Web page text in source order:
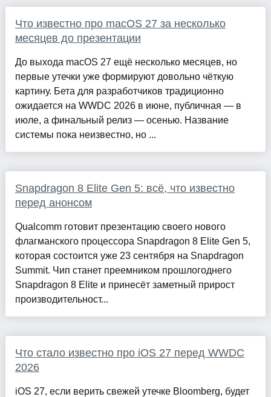
Что известно про macOS 27 за несколько
месяцев до презентации
До выхода macOS 27 ещё несколько месяцев, но
первые утечки уже формируют довольно чёткую
картину. Бета для разработчиков традиционно
ожидается на WWDC 2026 в июне, публичная — в
июле, а финальный релиз — осенью. Название
системы пока неизвестно, но ...
Snapdragon 8 Elite Gen 5: всё, что известно
перед анонсом
Qualcomm готовит презентацию своего нового
флагманского процессора Snapdragon 8 Elite Gen 5,
которая состоится уже 23 сентября на Snapdragon
Summit. Чип станет преемником прошлогоднего
Snapdragon 8 Elite и принесёт заметный прирост
производительност...
Что стало известно про iOS 27 перед WWDC
2026
iOS 27, если верить свежей утечке Bloomberg, будет